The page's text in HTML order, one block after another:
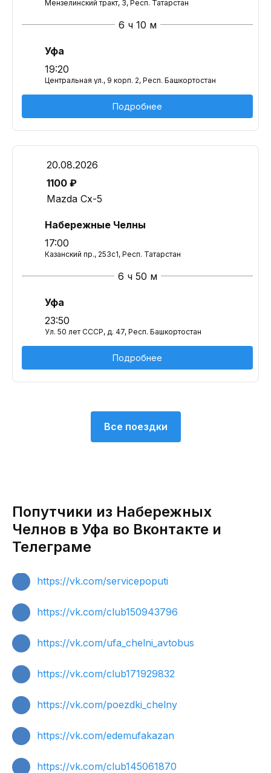
Мензелинский тракт, 3, Респ. Татарстан
6 ч 10 м
Уфа
19:20
Центральная ул., 9 корп. 2, Респ. Башкортостан
Подробнее
20.08.2026
1100 ₽
Mazda Cx-5
Набережные Челны
17:00
Казанский пр., 253с1, Респ. Татарстан
6 ч 50 м
Уфа
23:50
Ул. 50 лет СССР, д. 47, Респ. Башкортостан
Подробнее
Все поездки
Попутчики из Набережных
Челнов в Уфа во Вконтакте и
Телеграме
https://vk.com/servicepoputi
https://vk.com/club150943796
https://vk.com/ufa_chelni_avtobus
https://vk.com/club171929832
https://vk.com/poezdki_chelny
https://vk.com/edemufakazan
https://vk.com/club145061870